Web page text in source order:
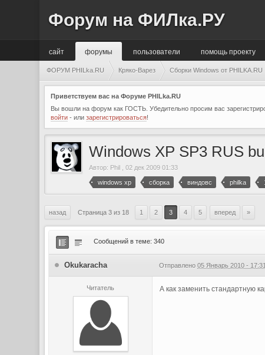
Форум на ФИЛка.РУ
сайт помощь проекту
форумы пользователи
ФОРУМ PHILka.RU Кряко-Варез Сборки Windows от PHILKA.RU
Приветствуем вас на Форуме PHILka.RU
Вы вошли на форум как ГОСТЬ. Убедительно просим вас
войти - илизарегистрироваться!
Windows XP SP3 RUS
Автор: Phil ,02 дек 2009 01:33
windows xp сборка виндовс philka
назад Страница 3 из 18 1 2 3 4 5 вперед »
Сообщений в теме: 340
Okukaracha Отправлено05 Январь 2010 - 17:31
Читатель А как заменить стандартную